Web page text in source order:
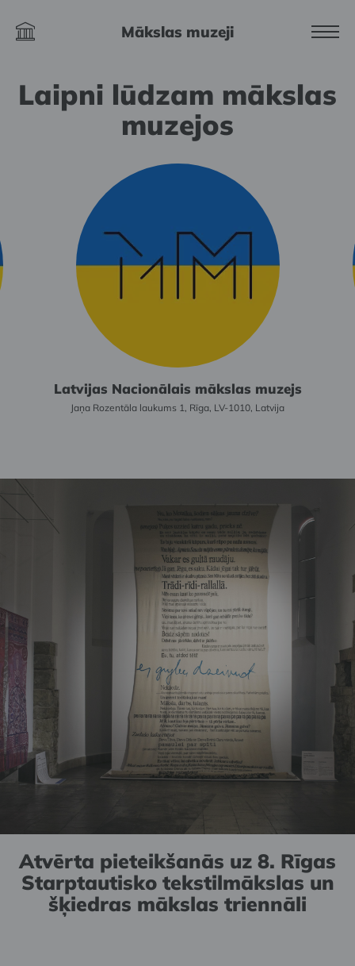
Mākslas muzeji
Laipni lūdzam mākslas
muzejos
Latvijas Nacionālais mākslas muzejs
Jaņa Rozentāla laukums 1, Rīga, LV-1010, Latvija
Atvērta pieteikšanās uz 8. Rīgas
Starptautisko tekstilmākslas un
šķiedras mākslas triennāli